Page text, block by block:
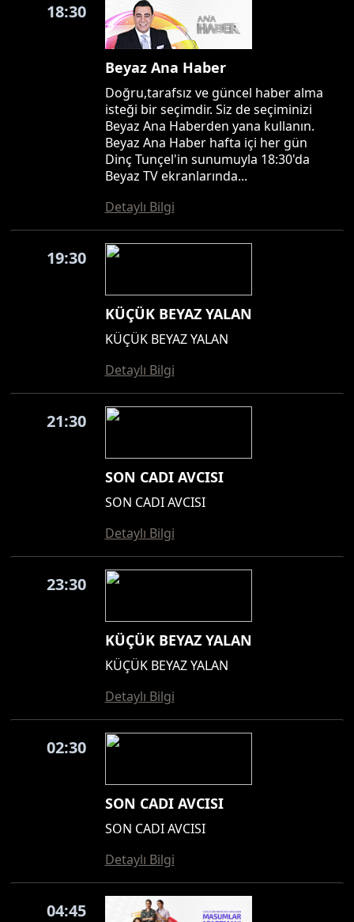
18:30
Beyaz Ana Haber
Doğru,tarafsız ve güncel haber alma
isteği bir seçimdir. Siz de seçiminizi
Beyaz Ana Haberden yana kullanın.
Beyaz Ana Haber hafta içi her gün
Dinç Tunçel'in sunumuyla 18:30'da
Beyaz TV ekranlarında...
Detaylı Bilgi
19:30
KÜÇÜK BEYAZ YALAN
KÜÇÜK BEYAZ YALAN
Detaylı Bilgi
21:30
SON CADI AVCISI
SON CADI AVCISI
Detaylı Bilgi
23:30
KÜÇÜK BEYAZ YALAN
KÜÇÜK BEYAZ YALAN
Detaylı Bilgi
02:30
SON CADI AVCISI
SON CADI AVCISI
Detaylı Bilgi
04:45